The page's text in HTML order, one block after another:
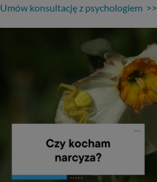
Umów konsultację z psychologiem >>